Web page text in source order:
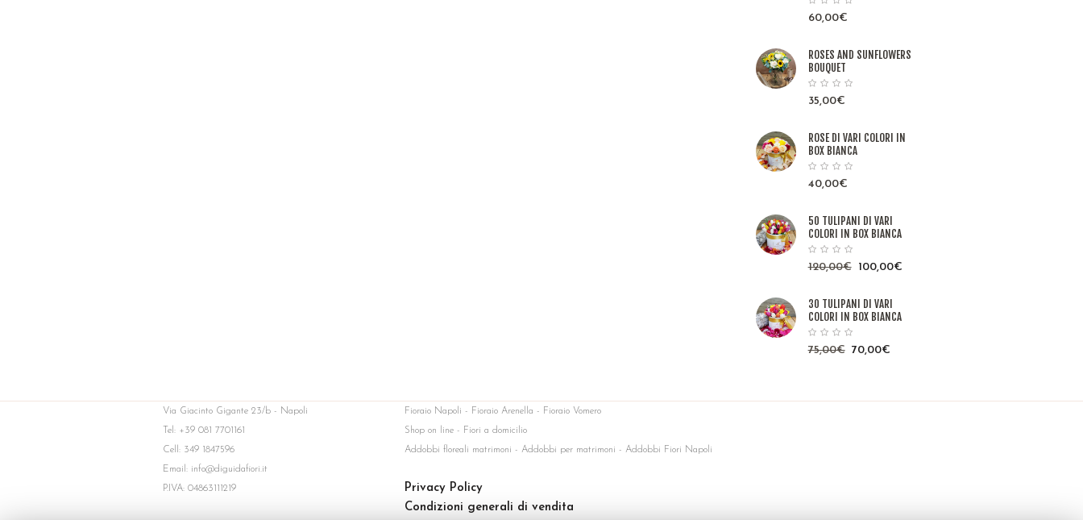
60,00€
ROSES AND SUNFLOWERS
BOUQUET
35,00€
ROSE DI VARI COLORI IN
BOX BIANCA
40,00€
50 TULIPANI DI VARI
COLORI IN BOX BIANCA
120,00€ 100,00€
30 TULIPANI DI VARI
COLORI IN BOX BIANCA
75,00€ 70,00€
Via Giacinto Gigante 23/b - Napoli
Tel: +39 081 7701161
Cell: 349 1847596
Email: info@diguidafiori.it
P.IVA: 04863111219
Fioraio Napoli - Fioraio Arenella - Fioraio Vomero
Shop on line - Fiori a domicilio
Addobbi floreali matrimoni - Addobbi per matrimoni - Addobbi Fiori Napoli
Privacy Policy
Condizioni generali di vendita